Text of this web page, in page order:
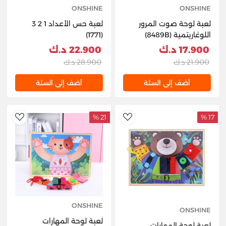
ONSHINE
لعبة لوحة صوت المرور
اللوغاريتمية (8489B)
17.900 د.ك
21.900 د.ك
أضف إلى السلة
ONSHINE
لعبة حس الأعداد 1 2 3
(1771)
22.900 د.ك
28.900 د.ك
أضف إلى السلة
AddToWishlist
17 %
ONSHINE
21 %
ONSHINE
لعبة لوحة المهارات